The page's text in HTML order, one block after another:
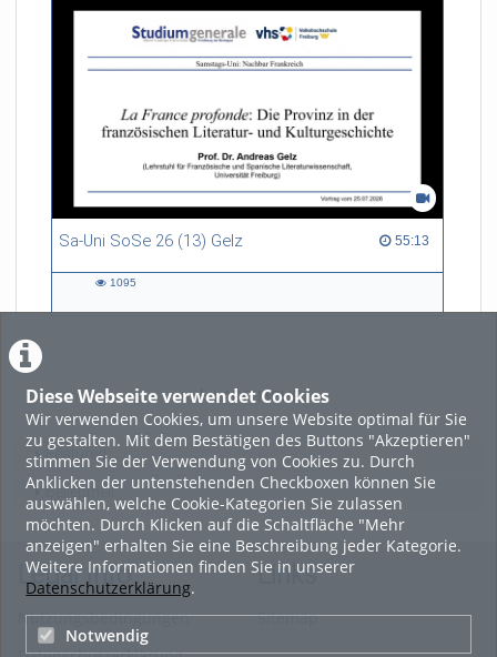
Diese Webseite verwendet Cookies
Wir verwenden Cookies, um unsere Website optimal für Sie
zu gestalten. Mit dem Bestätigen des Buttons "Akzeptieren"
stimmen Sie der Verwendung von Cookies zu. Durch
Anklicken der untenstehenden Checkboxen können Sie
auswählen, welche Cookie-Kategorien Sie zulassen
möchten. Durch Klicken auf die Schaltfläche "Mehr
anzeigen" erhalten Sie eine Beschreibung jeder Kategorie.
Weitere Informationen finden Sie in unserer
Datenschutzerklärung.
Notwendig
Sa-Uni SoSe 26 (13) Gelz 55:13
55:13 duration
1095
LADE MEHR
Featured
Beliebtheit
Legal Info
Nutzungsbedingungen
Links
Sitemap